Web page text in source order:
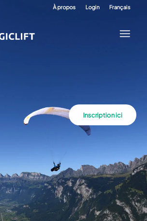
À propos Login Français
Inscription ici